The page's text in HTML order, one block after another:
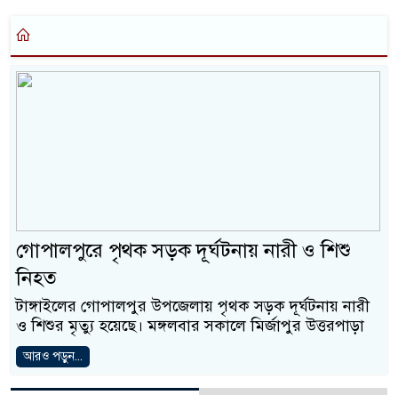
গোপালপু‌রে পৃথক সড়ক দূর্ঘটনায় নারী ও শিশু
নিহত
টাঙ্গাইলের গোপালপু‌র উপজেলায় পৃথক সড়ক দূর্ঘটনায় নারী
ও শিশুর মৃত‌্যু হ‌য়ে‌ছে। মঙ্গলবার সকা‌লে মির্জাপুর উত্তরপাড়া
আরও পড়ুন...